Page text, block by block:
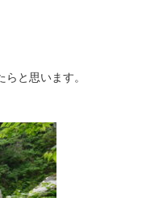
と思います。